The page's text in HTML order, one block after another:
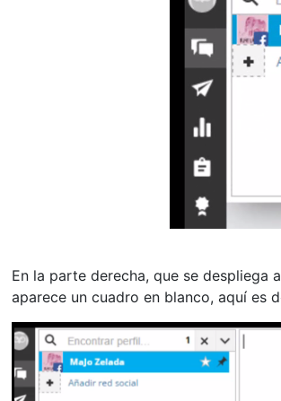
En la parte derecha, que se
aparece un cuadro en blanco, aquí es